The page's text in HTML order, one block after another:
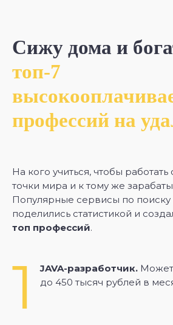
Сижу дома и
топ-7
профессий на
На кого учиться, чтобы
точки мира и к тому же
Популярные сервисы по поиску
поделились статистикой и
топ профессий.
1 JAVA-разработчик. Может
до 450 тысяч рублей в